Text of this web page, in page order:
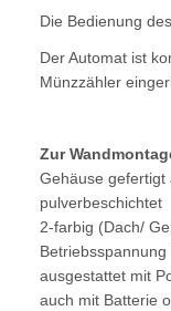
Die Bedienung
Der Automat ist
Münzzähler
Zur
Gehäuse gefertigt
pulverbeschichtet
2-farbig (Dach/
Betriebsspannung
ausgestattet mit
auch mit Batterie